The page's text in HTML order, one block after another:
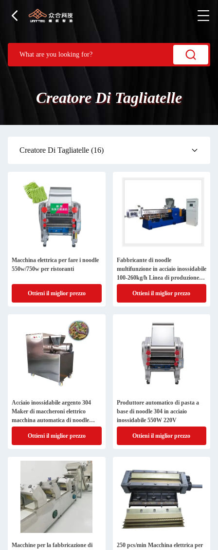
Creatore Di Tagliatelle
Creatore Di Tagliatelle (16)
Macchina elettrica per fare i noodle
550w/750w per ristoranti
Ottieni il miglior prezzo
Fabbricante di noodle
multifunzione in acciaio inossidabile
100-260kg/h Linea di produzione
380v/50hz
Ottieni il miglior prezzo
Acciaio inossidabile argento 304
Maker di maccheroni elettrico
macchina automatica di noodle
380V 1100W
Ottieni il miglior prezzo
Produttore automatico di pasta a
base di noodle 304 in acciaio
inossidabile 550W 220V
Ottieni il miglior prezzo
Macchine per la fabbricazione di
250 pcs/min Macchina elettrica per